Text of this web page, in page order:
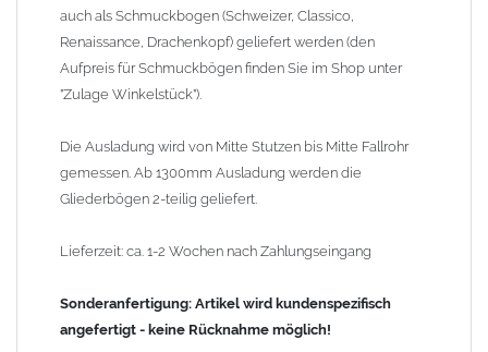
auch als Schmuckbogen (Schweizer, Classico,
Renaissance, Drachenkopf) geliefert werden (den
Aufpreis für Schmuckbögen finden Sie im Shop unter
"Zulage Winkelstück").
Die Ausladung wird von Mitte Stutzen bis Mitte Fallrohr
gemessen. Ab 1300mm Ausladung werden die
Gliederbögen 2-teilig geliefert.
Lieferzeit: ca. 1-2 Wochen nach Zahlungseingang
Sonderanfertigung: Artikel wird kundenspezifisch
angefertigt - keine Rücknahme möglich!